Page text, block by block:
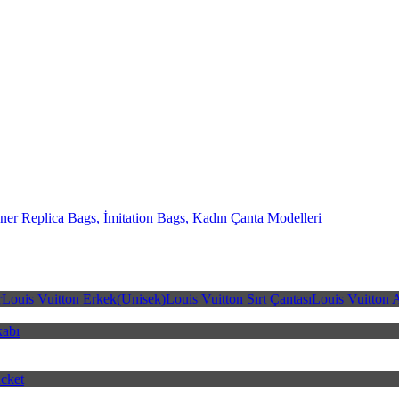
Bags, İmitation Bags, Kadın Çanta Modelleri
Louis Vuitton Erkek(Unisek)Louis Vuitton Sırt ÇantasıLouis Vuitton